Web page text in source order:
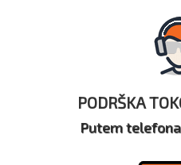
PODRŠKA
Putem